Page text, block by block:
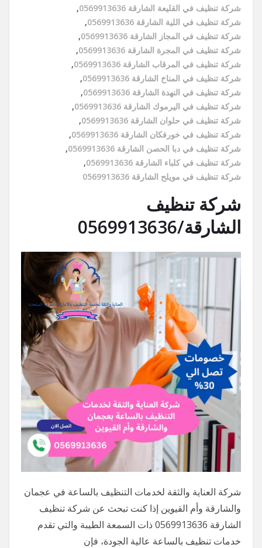
شركة تنظيف في القليعة الشارقة 0569913636
,
شركة تنظيف في اللية الشارقة 0569913636
,
شركة تنظيف في المجاز الشارقة 0569913636
,
شركة تنظيف في المجرة الشارقة 0569913636
,
شركة تنظيف في المرقاب الشارقة 0569913636
,
شركة تنظيف في المناخ الشارقة 0569913636
,
شركة تنظيف في النهدة الشارقة 0569913636
,
شركة تنظيف في اليرموك الشارقة 0569913636
,
شركة تنظيف في حلوان الشارقة 0569913636
,
شركة تنظيف في خورفكان الشارقة 0569913636
,
شركة تنظيف في دبا الحصن الشارقة 0569913636
,
شركة تنظيف في كلباء الشارقة 0569913636
,
شركة تنظيف في مويلح الشارقة 0569913636
شركة تنظيف
الشارقة/0569913636
شركة العناية والثقة لخدمات التنظيف بالساعة في عجمان
والشارقة وأم القيوين إذا كنت تبحث عن شركة تنظيف
الشارقة 0569913636 ذات السمعة الطيبة والتي تقدم
خدمات تنظيف بالساعة عالية الجودة، فإن